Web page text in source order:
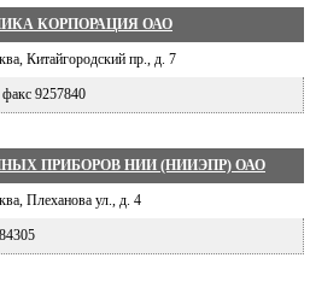
КОРПОРАЦИЯ ОАО
Китайгородский пр., д. 7
9257840
ПРИБОРОВ НИИ (НИИЭПР) ОАО
Плеханова ул., д. 4